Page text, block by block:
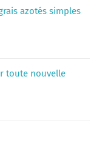
azotés simples
toute nouvelle